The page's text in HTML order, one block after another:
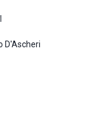
D'Ascheri